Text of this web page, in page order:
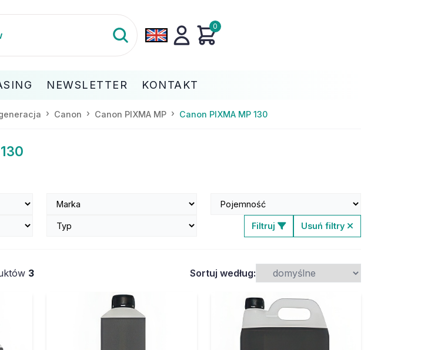
0
NEWSLETTER KONTAKT
Canon Canon PIXMA MP Canon PIXMA MP 130
Filtruj Usuń filtry
3 Sortuj według: